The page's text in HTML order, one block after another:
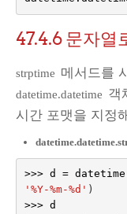
47.4.6문자열
strptime 메서드를
datetime.datetime 객
시간 포맷을 지정
>>> d = datetime
'%Y-%m-%d ' )
>>> d